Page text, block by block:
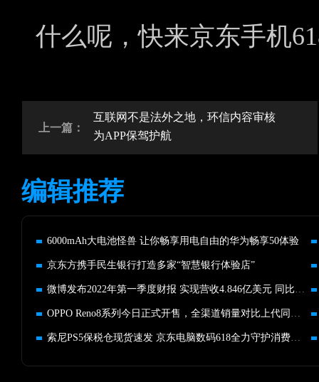
什么呢，快来京东手机
上一篇：
互联网不是法外之地，环信内容审核
为APP保驾护航
编辑推荐
6000mAh大电池怪兽 让你畅享用电自由的华为畅享50体验
京东方携手民生银行打造多家“智慧银行体验店”
微博发布2022年第一季度财报 实现营收4.846亿美元 同比增长6%
OPPO Reno8系列今日正式开售，全渠道销量对比上代同期再创新高
索尼PS5保税仓现货速发 京东电脑数码618全力守护消费者体验